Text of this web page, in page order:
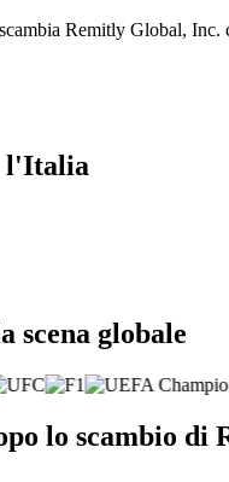
Remitly Global, Inc.
l'Italia
scena globale
lo scambio di